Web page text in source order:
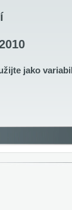
jako